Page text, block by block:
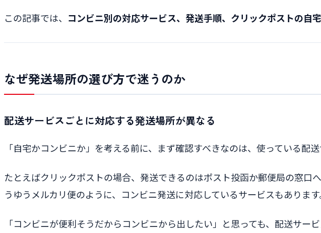
この記事では、 コンビニ別の対応サービス、発送手順、クリックポストの自
なぜ発送場所の選び方で迷うのか
配送サービスごとに対応する発送場所が異なる
「自宅かコンビニか」を考える前に、まず確認すべきなのは、使っている配
たとえばクリックポストの場合、発送できるのはポスト投函か郵便局の窓
うゆうメルカリ便のように、コンビニ発送に対応しているサービスもあります
「コンビニが便利そうだからコンビニから出したい」と思っても、配送サ